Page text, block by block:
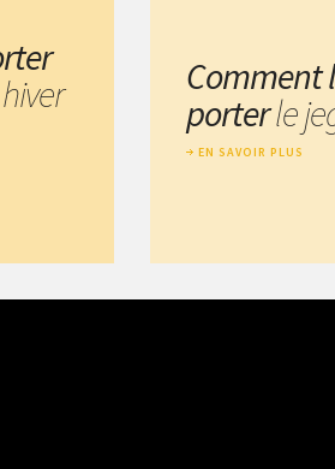
Comment
porterle
EN SAVOIR PLUS